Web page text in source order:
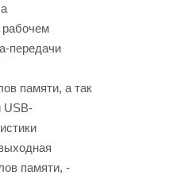
рабочем
передачи
памяти, а так
USB-
памяти, -